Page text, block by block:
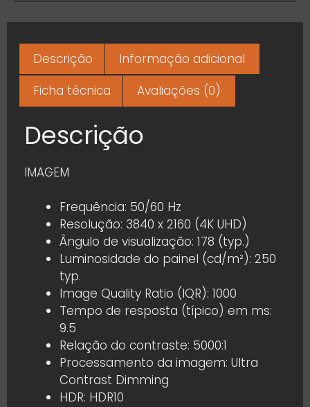
Descrição
Informação adicional
Ficha técnica
Avaliações (0)
Descrição
IMAGEM
Frequência: 50/60 Hz
Resolução: 3840 x 2160 (4K UHD)
Ângulo de visualização: 178 (typ.)
Luminosidade do painel (cd/m²): 250
typ.
Image Quality Ratio (IQR): 1000
Tempo de resposta (típico) em ms:
9.5
Relação do contraste: 5000:1
Processamento da imagem: Ultra
Contrast Dimming
HDR: HDR10